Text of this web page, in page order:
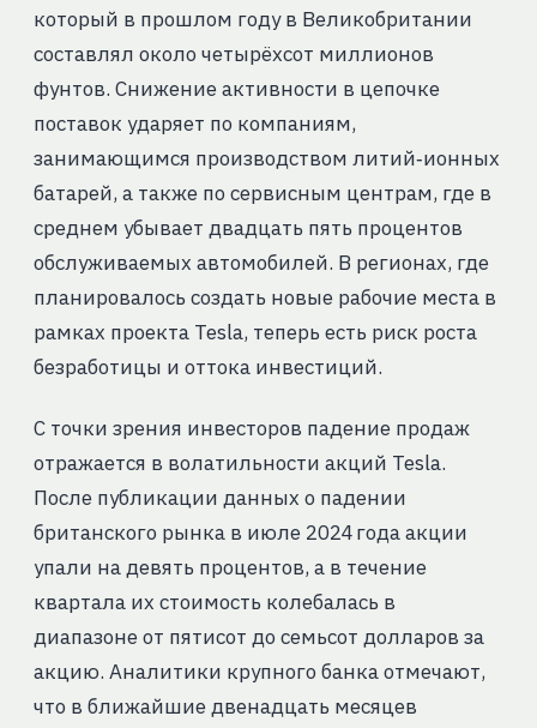
который в прошлом году в Великобритании
составлял около четырёхсот миллионов
фунтов. Снижение активности в цепочке
поставок ударяет по компаниям,
занимающимся производством литий‑ионных
батарей, а также по сервисным центрам, где в
среднем убывает двадцать пять процентов
обслуживаемых автомобилей. В регионах, где
планировалось создать новые рабочие места в
рамках проекта Tesla, теперь есть риск роста
безработицы и оттока инвестиций.
С точки зрения инвесторов падение продаж
отражается в волатильности акций Tesla.
После публикации данных о падении
британского рынка в июле 2024 года акции
упали на девять процентов, а в течение
квартала их стоимость колебалась в
диапазоне от пятисот до семьсот долларов за
акцию. Аналитики крупного банка отмечают,
что в ближайшие двенадцать месяцев